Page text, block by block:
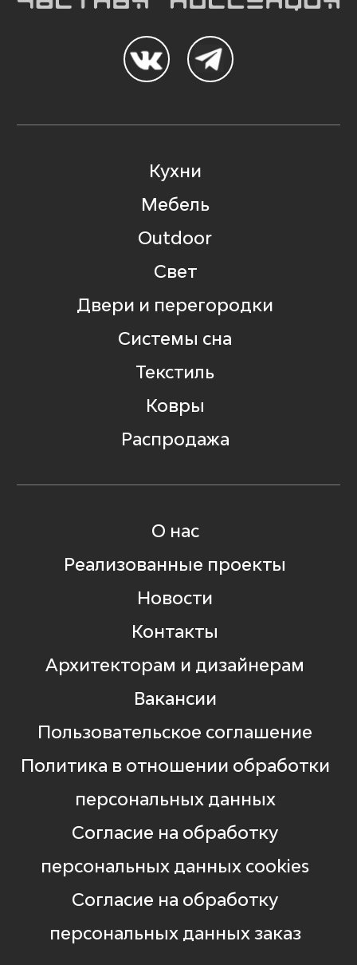
Кухни
Мебель
Outdoor
Свет
Двери и перегородки
Системы сна
Текстиль
Ковры
Распродажа
О нас
Реализованные проекты
Новости
Контакты
Архитекторам и дизайнерам
Вакансии
Пользовательское соглашение
Политика в отношении обработки
персональных данных
Согласие на обработку
персональных данных cookies
Согласие на обработку
персональных данных заказ